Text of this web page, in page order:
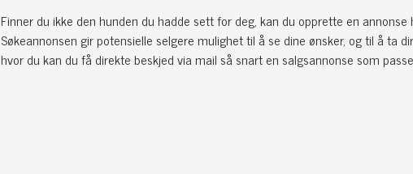
Finner du ikke den hunden du hadde sett for deg, kan du opprette en
Søkeannonsen gir potensielle selgere mulighet til å se dine ønsker, og til å ta
hvor du kan du få direkte beskjed via mail så snart en salgsannonse som